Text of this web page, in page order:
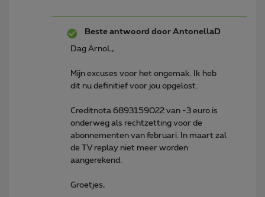
Beste antwoord door AntonellaD
Dag ArnoL,
Mijn excuses voor het ongemak. Ik heb
dit nu definitief voor jou opgelost.
Creditnota 6893159022 van -3 euro is
onderweg als rechtzetting voor de
abonnementen van februari. In maart zal
de TV replay niet meer worden
aangerekend.
Groetjes,